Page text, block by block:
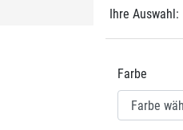
Ihre Auswahl:
Farbe